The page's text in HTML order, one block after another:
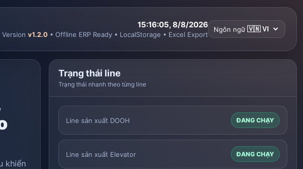
15:16:06, 8/8/2026
Version v1.2.0 • Offline ERP Ready • LocalStorage • Excel Export
Ngôn ngữ
khiển
Trạng thái line
Trạng thái nhanh theo từng line
Line sản xuất DOOH ĐANG CHẠY
Line sản xuất Elevator ĐANG CHẠY